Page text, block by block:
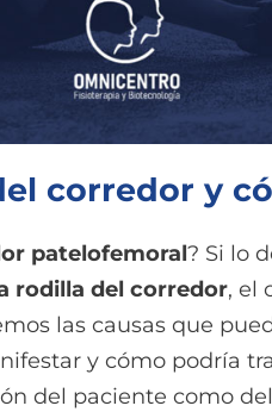
corredor y
patelofemoral? Si lo
rodilla del corredor, el
las causas que
y cómo podría
del paciente como